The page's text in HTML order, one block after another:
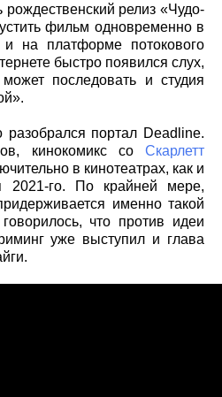
релиз «Чудо-
фильм одновременно в
и на платформе потокового
быстро появился слух,
последовать и студия
разобрался портал Deadline.
кинокомикс со Скарлетт
в кинотеатрах, как и
2021-го. По крайней мере,
именно такой
что против идеи
уже выступил и глава